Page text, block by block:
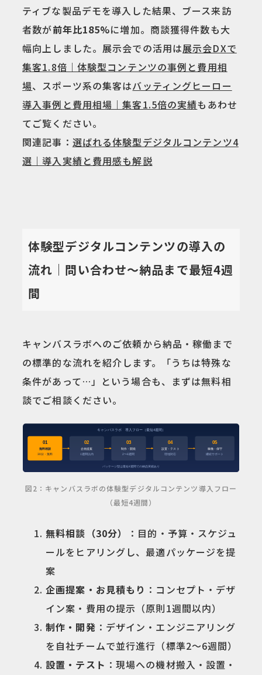
ティブな製品デモを導入した結果、ブース来訪
者数が前年比185%に増加。商談獲得件数も大
幅向上しました。展示会での活用は展示会DXで
集客1.8倍｜体験型コンテンツの事例と費用相
場、スポーツ系の集客はバッティングヒーロー
導入事例と費用相場｜集客1.5倍の実績もあわせ
てご覧ください。
関連記事： 選ばれる体験型デジタルコンテンツ4
選｜導入実績と費用感も解説
体験型デジタルコンテンツの導入の
流れ｜問い合わせ〜納品まで最短4週
間
キャンバスラボへのご依頼から納品・稼働まで
の標準的な流れを紹介します。「うちは特殊な
条件があって…」という場合も、まずは無料相
談でご相談ください。
図2：キャンバスラボの体験型デジタルコンテンツ導入フロー
（最短4週間）
無料相談（30分）
：目的・予算・スケジュ
ールをヒアリングし、最適パッケージを提
案
企画提案・お見積もり ：コンセプト・デザ
イン案・費用の提示（原則1週間以内）
制作・開発 ：デザイン・エンジニアリング
を自社チームで並行進行（標準2〜6週間）
設置・テスト ：現場への機材搬入・設置・